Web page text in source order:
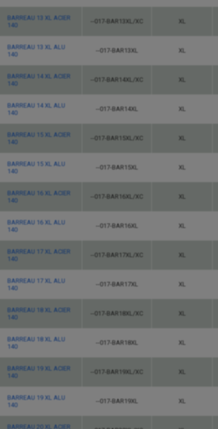
BARREAU 13 XL ACIER
140
--017-BAR13XL/XC XL
BARREAU 13 XL ALU
140
--017-BAR13XL XL
BARREAU 14 XL ACIER
140
--017-BAR14XL/XC XL
BARREAU 14 XL ALU
140
--017-BAR14XL XL
BARREAU 15 XL ACIER
140
--017-BAR15XL/XC XL
BARREAU 15 XL ALU
140
--017-BAR15XL XL
BARREAU 16 XL ACIER
140
--017-BAR16XL/XC XL
BARREAU 16 XL ALU
140
--017-BAR16XL XL
BARREAU 17 XL ACIER
140
--017-BAR17XL/XC XL
BARREAU 17 XL ALU
140
--017-BAR17XL XL
BARREAU 18 XL ACIER
140
--017-BAR18XL/XC XL
BARREAU 18 XL ALU
140
--017-BAR18XL XL
BARREAU 19 XL ACIER
140
--017-BAR19XL/XC XL
BARREAU 19 XL ALU
140
--017-BAR19XL XL
BARREAU 20 XL ACIER